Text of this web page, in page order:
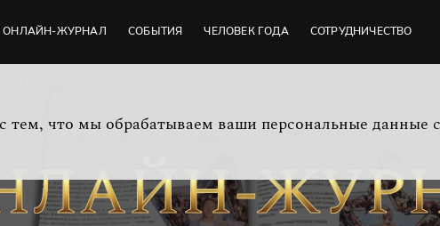
ОНЛАЙН-ЖУРНАЛ СОБЫТИЯ ЧЕЛОВЕК ГОДА СОТРУДНИЧЕСТВО
тем, что мы обрабатываем ваши персональные данные